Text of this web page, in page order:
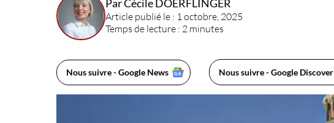
Par Cécile DOERFLINGER
Article publié le : 1 octobre, 2025
Temps de lecture : 2 minutes
Nous suivre - Google News Nous suivre - Google Discover